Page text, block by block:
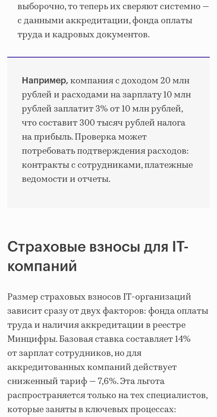
выборочно, то теперь их сверяют системно —
с данными аккредитации, фонда оплаты
труда и кадровых документов.
Например, компания с доходом 20 млн
рублей и расходами на зарплату 10 млн
рублей заплатит 3% от 10 млн рублей,
что составит 300 тысяч рублей налога
на прибыль. Проверка может
потребовать подтверждения расходов:
контракты с сотрудниками, платежные
ведомости и отчеты.
Страховые взносы для IT-
компаний
Размер страховых взносов IT-организаций
зависит сразу от двух факторов: фонда оплаты
труда и наличия аккредитации в реестре
Минцифры. Базовая ставка составляет 14%
от зарплат сотрудников, но для
аккредитованных компаний действует
сниженный тариф — 7,6%. Эта льгота
распространяется только на тех специалистов,
которые заняты в ключевых процессах: